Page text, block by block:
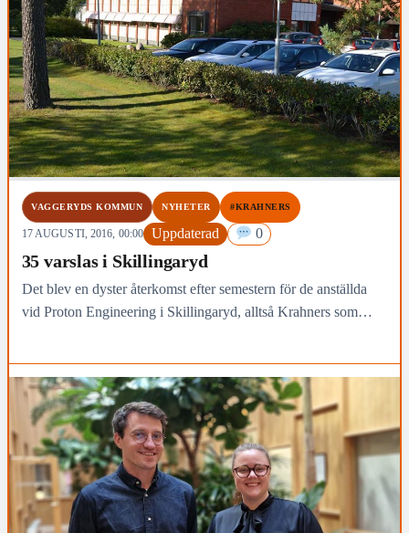
VAGGERYDS KOMMUN NYHETER #KRAHNERS
17 AUGUSTI, 2016, 00:00 Uppdaterad 0
35 varslas i Skillingaryd
Det blev en dyster återkomst efter semestern för de anställda
vid Proton Engineering i Skillingaryd, alltså Krahners som